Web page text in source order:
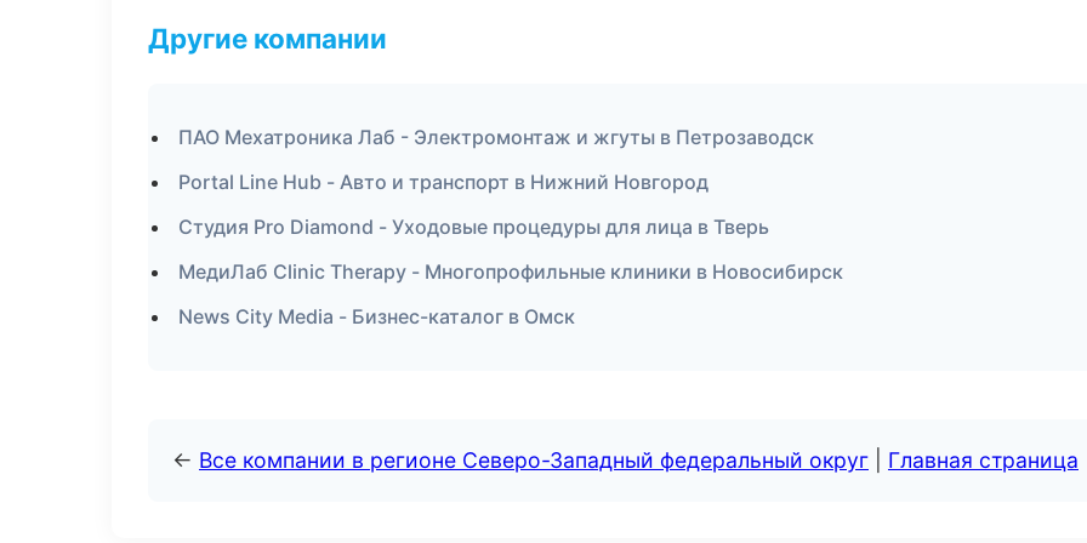
Другие компании
ПАО Мехатроника Лаб - Электромонтаж и жгуты в Петрозаводск
Portal Line Hub - Авто и транспорт в Нижний Новгород
Студия Pro Diamond - Уходовые процедуры для лица в Тверь
МедиЛаб Clinic Therapy - Многопрофильные клиники в Новосибирск
News City Media - Бизнес-каталог в Омск
← Все компании в регионе Северо-Западный федеральный округ Главная страница